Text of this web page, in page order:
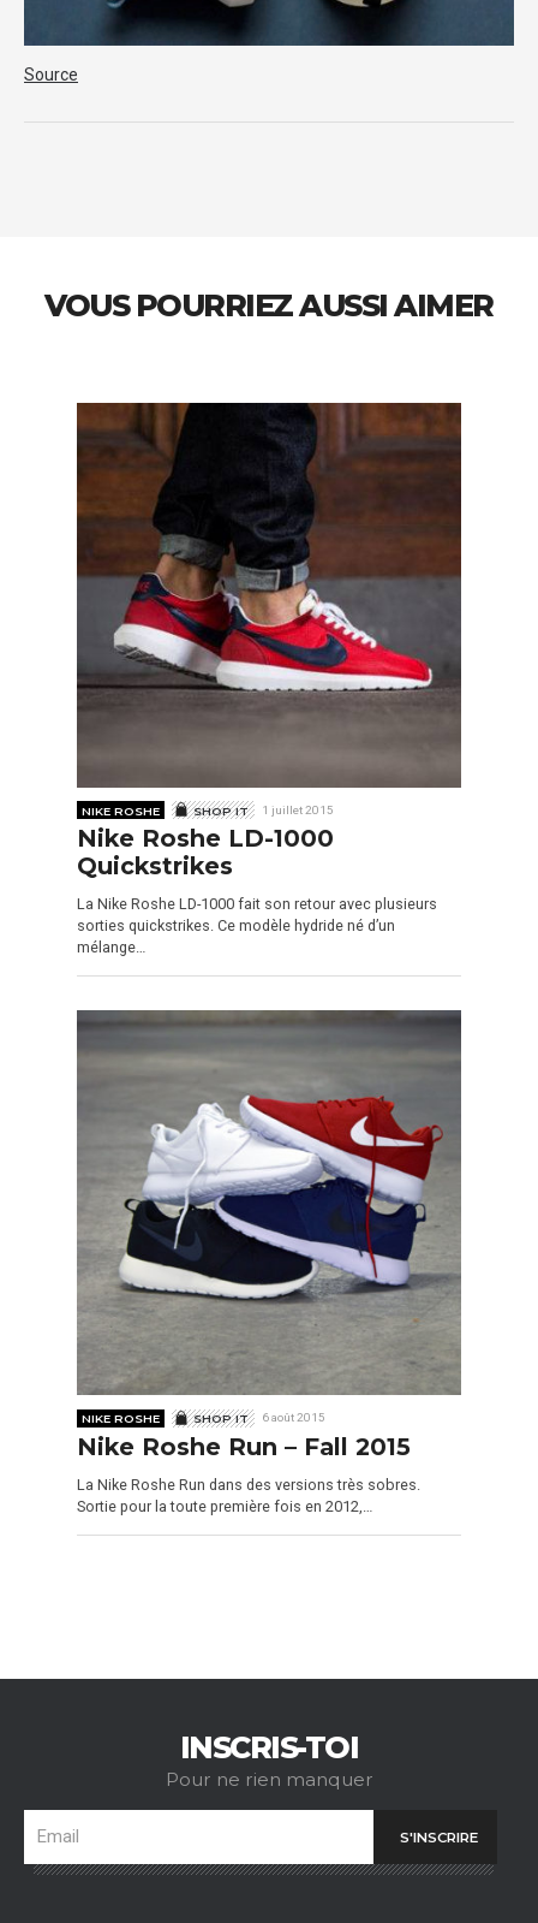
Source
VOUS POURRIEZ AUSSI AIMER
NIKE ROSHE SHOP IT 1 juillet 2015
Nike Roshe LD-1000
Quickstrikes
La Nike Roshe LD-1000 fait son retour avec plusieurs
sorties quickstrikes. Ce modèle hydride né d’un
mélange…
NIKE ROSHE SHOP IT 6 août 2015
Nike Roshe Run – Fall 2015
La Nike Roshe Run dans des versions très sobres.
Sortie pour la toute première fois en 2012,…
INSCRIS-TOI
Pour ne rien manquer